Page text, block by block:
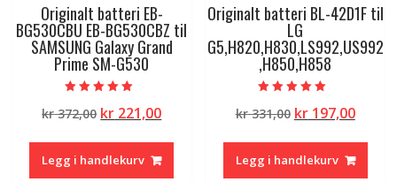
Originalt batteri EB-
BG530CBU EB-BG530CBZ til
SAMSUNG Galaxy Grand
Prime SM-G530
5.00
av 5
kr372,00 Opprinnelig
var:
kr 372,00.
kr 221,00Nåværende
kr 221,00.
Legg i handlekurv
Originalt batteri BL-42D1F til
LG
G5,H820,H830,LS992,US992
,H850,H858
5.00
av 5
kr331,00 Opprinnelig
var:
kr 331,00.
kr197,00
kr
Legg i handlekurv